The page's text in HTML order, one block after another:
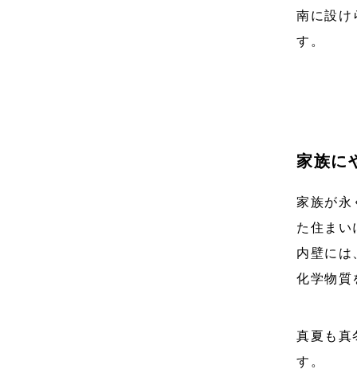
南に設け
す。
家族に
家族が永
た住ま
内壁に
化学物質
真夏も真
す。